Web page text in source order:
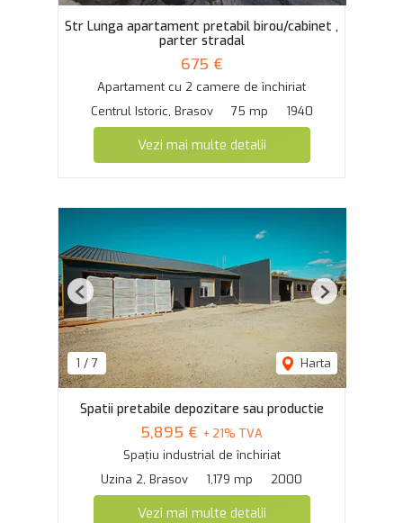
Str Lunga apartament pretabil birou/cabinet ,
parter stradal
675 €
Apartament cu 2 camere de închiriat
Centrul Istoric, Brasov
75 mp 1940
Vezi mai multe detalii
1 / 7 Harta
Previous Next
Spatii pretabile depozitare sau productie
5,895 € + 21% TVA
Spațiu industrial de închiriat
Uzina 2, Brasov
1,179 mp 2000
Vezi mai multe detalii